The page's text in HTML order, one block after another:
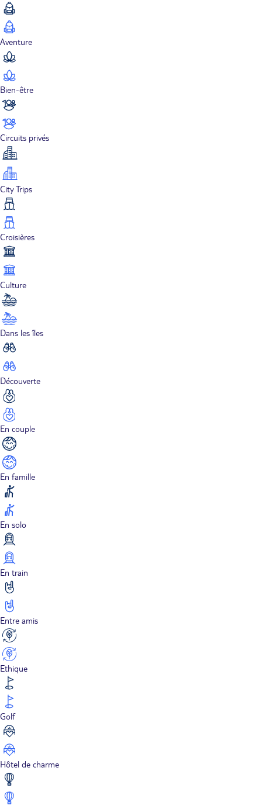
Aventure
Bien-être
Circuits privés
City Trips
Croisières
Culture
Dans les îles
Découverte
En couple
En famille
En solo
En train
Entre amis
Ethique
Golf
Hôtel de charme